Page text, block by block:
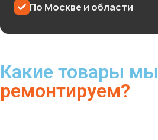
По Москве и области
Какие товары мы
ремонтируем?